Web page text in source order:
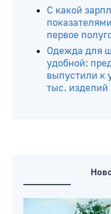
С какой
первое
Одежда для
удобной:
выпустили к
тыс. изделий